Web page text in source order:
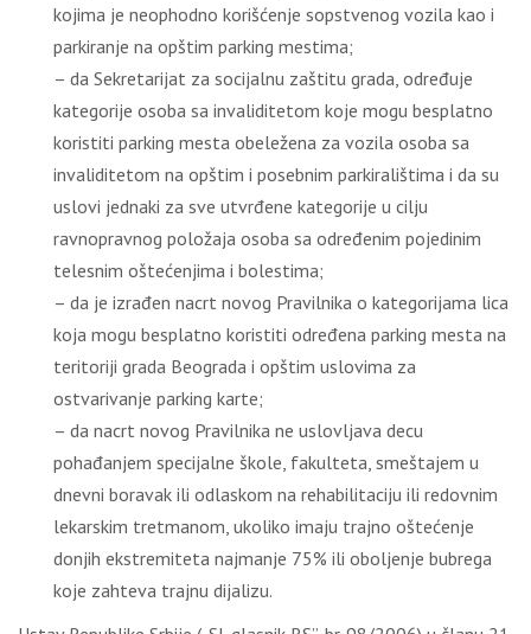
kojima je neophodno korišćenje sopstvenog vozila kao i
parkiranje na opštim parking mestima;
– da Sekretarijat za socijalnu zaštitu grada, određuje
kategorije osoba sa invaliditetom koje mogu besplatno
koristiti parking mesta obeležena za vozila osoba sa
invaliditetom na opštim i posebnim parkiralištima i da su
uslovi jednaki za sve utvrđene kategorije u cilju
ravnopravnog položaja osoba sa određenim pojedinim
telesnim oštećenjima i bolestima;
– da je izrađen nacrt novog Pravilnika o kategorijama lica
koja mogu besplatno koristiti određena parking mesta na
teritoriji grada Beograda i opštim uslovima za
ostvarivanje parking karte;
– da nacrt novog Pravilnika ne uslovljava decu
pohađanjem specijalne škole, fakulteta, smeštajem u
dnevni boravak ili odlaskom na rehabilitaciju ili redovnim
lekarskim tretmanom, ukoliko imaju trajno oštećenje
donjih ekstremiteta najmanje 75% ili oboljenje bubrega
koje zahteva trajnu dijalizu.